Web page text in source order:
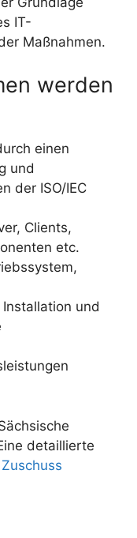
IT-
Maßnahmen.
werden
einen
und
der ISO/IEC
Clients,
etc.
und
detaillierte
Zuschuss